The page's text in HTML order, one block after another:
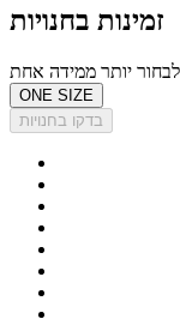
זמינות בחנויות
יותר ממידה אחת
ONE SIZE
בדקו בחנויות